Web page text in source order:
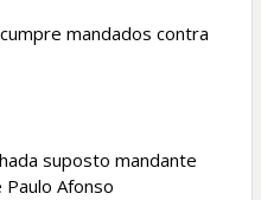
mandados contra
suposto mandante
Afonso